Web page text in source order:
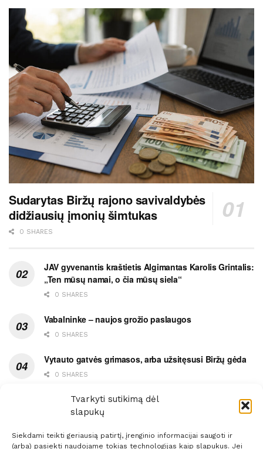
Tvarkyti sutikimą dėl
slapukų
Siekdami teikti geriausią patirtį, įrenginio informacijai saugoti ir
(arba) pasiekti naudojame tokias technologijas kaip slapukus. Jei
Sudarytas Biržų rajono savivaldybės
didžiausių įmonių šimtukas
0 SHARES
JAV gyvenantis kraštietis Algimantas Karolis Grintalis:
„Ten mūsų namai, o čia mūsų siela“
0 SHARES
Vabalninke – naujos grožio paslaugos
0 SHARES
Vytauto gatvės grimasos, arba užsitęsusi Biržų gėda
0 SHARES
Pietų metas pažymėtas avarija
0 SHARES